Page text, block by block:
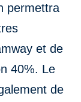
permettra
et de
40%. Le
de